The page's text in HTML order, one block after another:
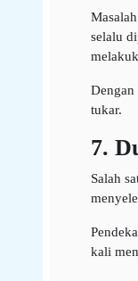
selalu
Dengan
tukar.
7.
Salah
kali